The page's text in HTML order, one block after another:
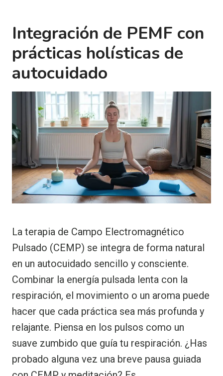
Integración de PEMF con
prácticas holísticas de
autocuidado
La terapia de Campo Electromagnético
Pulsado (CEMP) se integra de forma natural
en un autocuidado sencillo y consciente.
Combinar la energía pulsada lenta con la
respiración, el movimiento o un aroma puede
hacer que cada práctica sea más profunda y
relajante. Piensa en los pulsos como un
suave zumbido que guía tu respiración. ¿Has
probado alguna vez una breve pausa guiada